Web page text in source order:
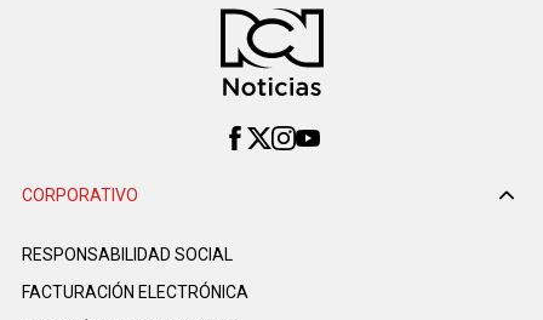
CORPORATIVO
RESPONSABILIDAD SOCIAL
FACTURACIÓN ELECTRÓNICA